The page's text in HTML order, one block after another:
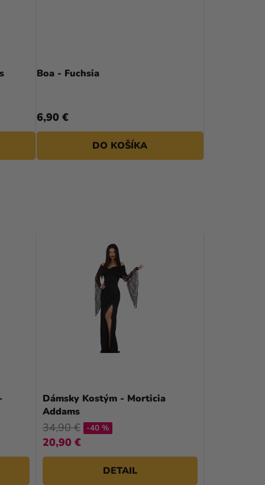
Boa - Fuchsia
6,90 €
DO KOŠÍKA
Dámsky Kostým - Morticia
Addams
34,90 €
20,90 €
-40 %
DETAIL